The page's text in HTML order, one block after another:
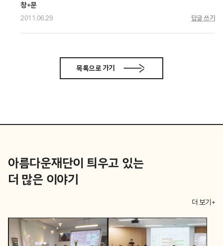
창+문
2011.06.29 답글 쓰기
목록으로 가기
아름다운재단이 틔우고 있는
더 많은 이야기
더 보기+